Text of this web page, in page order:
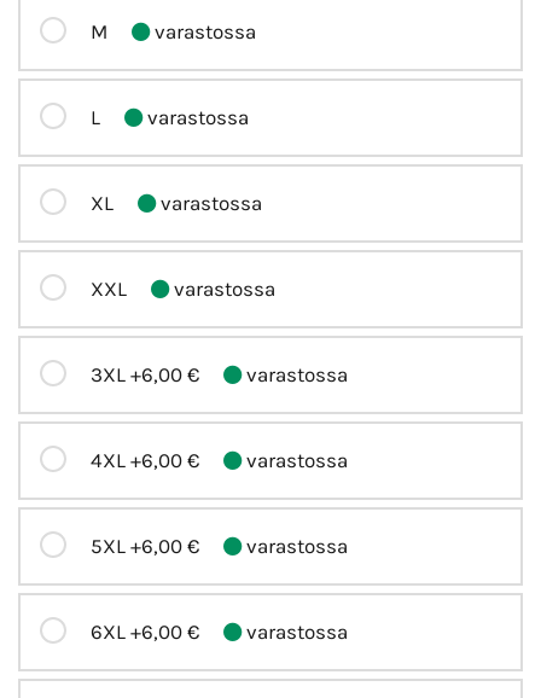
M varastossa
L varastossa
XL varastossa
XXL varastossa
3XL +6,00 € varastossa
4XL +6,00 € varastossa
5XL +6,00 € varastossa
6XL +6,00 € varastossa